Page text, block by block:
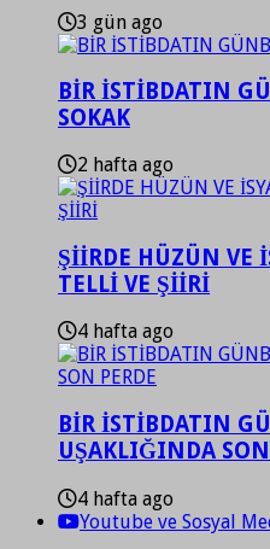
3 gün ago
BİR İSTİBDATIN
SOKAK
2 hafta ago
ŞİİRDE HÜZÜN VE
TELLİ VE ŞİİRİ
4 hafta ago
BİR İSTİBDATIN
UŞAKLIĞINDA SON
4 hafta ago
Youtube ve Sosyal